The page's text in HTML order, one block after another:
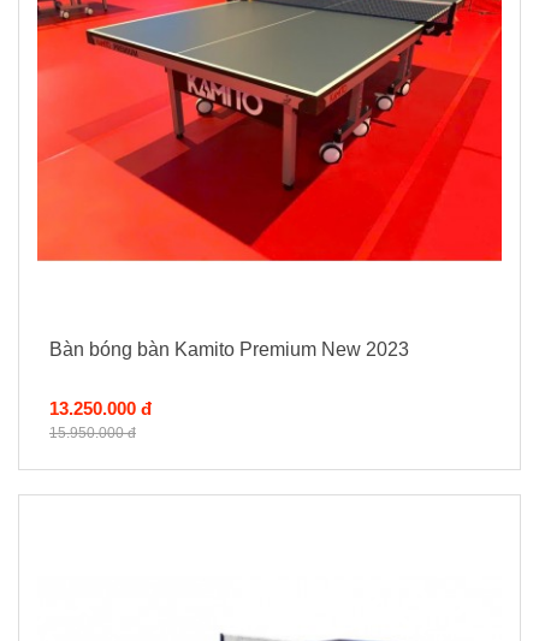
Bàn bóng bàn Kamito Premium New 2023
13.250.000 đ
15.950.000 đ